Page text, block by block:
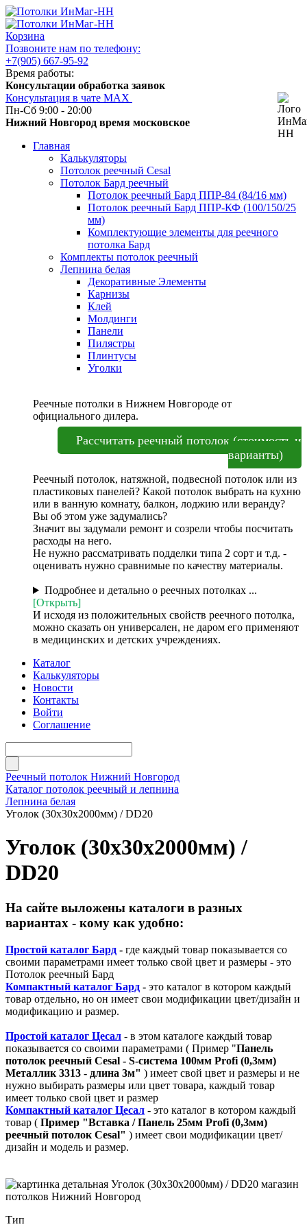
Корзина
Позвоните нам по телефону:
+7(905) 667-95-92
Время работы:
Консультации обработка заявок
Консультация в чате МАХ
Пн-Сб 9:00 - 20:00
Нижний Новгород время московское
Главная
Калькуляторы
Потолок реечный Cesal
Потолок Бард реечный
Потолок реечный Бард ППР-84 (84/16 мм)
Потолок реечный Бард ППР-КФ (100/150/25
мм)
Комплектующие элементы для реечного
потолка Бард
Комплекты потолок реечный
Лепнина белая
Декоративные Элементы
Карнизы
Клей
Молдинги
Панели
Пилястры
Плинтусы
Уголки
Реечные потолки в Нижнем Новгороде от
официального дилера.
Рассчитать реечный потолок (стоимость и
варианты)
Реечный потолок, натяжной, подвесной потолок или из
пластиковых панелей? Какой потолок выбрать на кухню
или в ванную комнату, балкон, лоджию или веранду?
Вы об этом уже задумались?
Значит вы задумали ремонт и созрели чтобы посчитать
расходы на него.
Не нужно рассматривать подделки типа 2 сорт и т.д. -
оценивать нужно сравнимые по качеству материалы.
Подробнее и детально о реечных потолках ...
[Открыть]
И исходя из положительных свойств реечного потолка,
можно сказать он универсален, не даром его применяют
в медицинских и детских учреждениях.
Каталог
Калькуляторы
Новости
Контакты
Войти
Соглашение
Реечный потолок Нижний Новгород
Каталог потолок реечный и лепнина
Лепнина белая
Уголок (30х30х2000мм) / DD20
Уголок (30х30х2000мм) /
DD20
На сайте выложены каталоги в разных
вариантах - кому как удобно:
Простой каталог Бард - где каждый товар показывается со
своими параметрами имеет только свой цвет и размеры - это
Потолок реечный Бард
Компактный каталог Бард - это каталог в котором каждый
товар отдельно, но он имеет свои модификации цвет/дизайн и
модификацию и размер.
Простой каталог Цесал - в этом каталоге каждый товар
показывается со своими параметрами ( Пример "Панель
потолок реечный Cesal - S-система 100мм Profi (0,3мм)
Металлик 3313 - длина 3м" ) имеет свой цвет и размеры и не
нужно выбирать размеры или цвет товара, каждый товар
имеет только свой цвет и размер
Компактный каталог Цесал - это каталог в котором каждый
товар ( Пример "Вставка / Панель 25мм Profi (0,3мм)
реечный потолок Cesal" ) имеет свои модификации цвет/
дизайн и модель и размер.
Тип